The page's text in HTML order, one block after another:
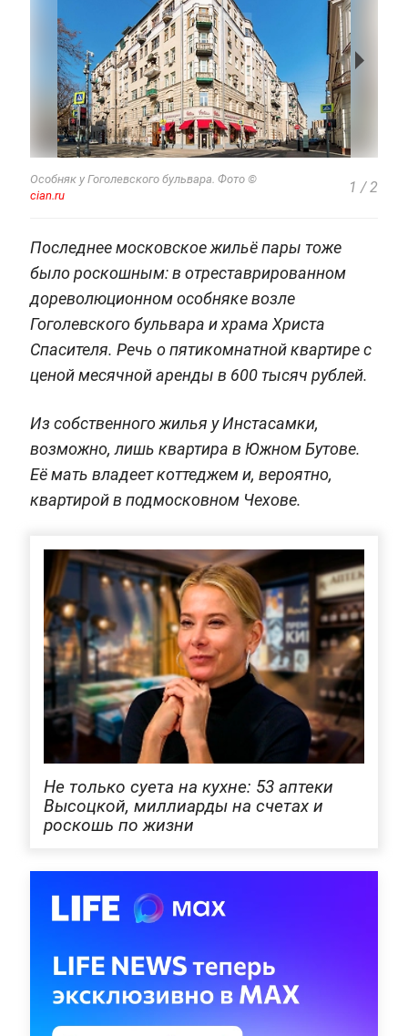
Особняк у Гоголевского бульвара. Фото ©
cian.ru
1 /2
Последнее московское жильё пары тоже
было роскошным: в отреставрированном
дореволюционном особняке возле
Гоголевского бульвара и храма Христа
Спасителя. Речь о пятикомнатной квартире с
ценой месячной аренды в 600 тысяч рублей.
Из собственного жилья у Инстасамки,
возможно, лишь квартира в Южном Бутове.
Её мать владеет коттеджем и, вероятно,
квартирой в подмосковном Чехове.
Не только суета на кухне: 53 аптеки
Высоцкой, миллиарды на счетах и
роскошь по жизни